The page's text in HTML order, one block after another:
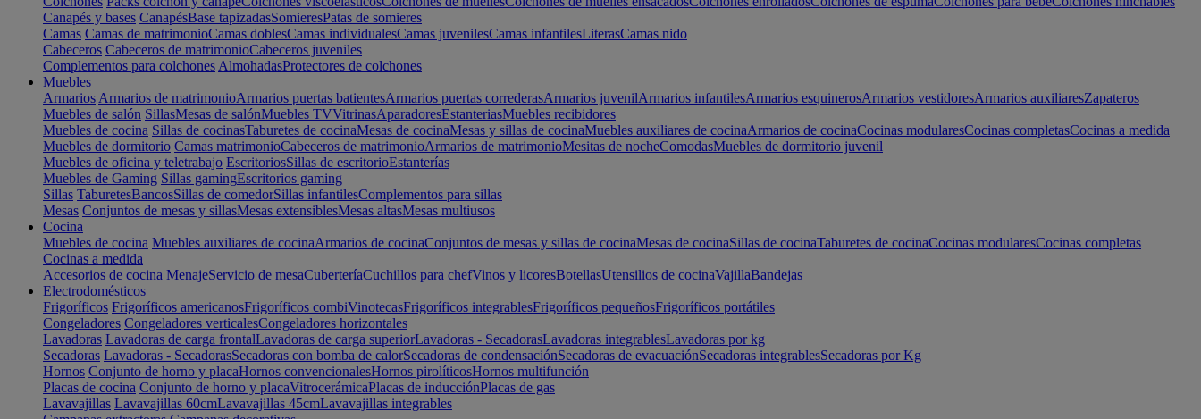
Canapés y bases CanapésBase tapizadasSomieresPatas de somieres
Camas Camas de matrimonioCamas doblesCamas individualesCamas juvenilesCamas infantilesLiterasCamas nido
Cabeceros Cabeceros de matrimonioCabeceros juveniles
Complementos para colchones AlmohadasProtectores de colchones
Muebles
Armarios Armarios de matrimonioArmarios puertas batientesArmarios puertas correderasArmarios juvenilArmarios infantilesArmarios esquinerosArmarios vestidoresArmarios auxiliaresZapateros
Muebles de salón SillasMesas de salónMuebles TVVitrinasAparadoresEstanteriasMuebles recibidores
Muebles de cocina Sillas de cocinasTaburetes de cocinaMesas de cocinaMesas y sillas de cocinaMuebles auxiliares de cocinaArmarios de cocinaCocinas modularesCocinas completasCocinas a medida
Muebles de dormitorio Camas matrimonioCabeceros de matrimonioArmarios de matrimonioMesitas de nocheComodasMuebles de dormitorio juvenil
Muebles de oficina y teletrabajo EscritoriosSillas de escritorioEstanterías
Muebles de Gaming Sillas gamingEscritorios gaming
Sillas TaburetesBancosSillas de comedorSillas infantilesComplementos para sillas
Mesas Conjuntos de mesas y sillasMesas extensiblesMesas altasMesas multiusos
Cocina
Muebles de cocina Muebles auxiliares de cocinaArmarios de cocinaConjuntos de mesas y sillas de cocinaMesas de cocinaSillas de cocinaTaburetes de cocinaCocinas modularesCocinas completas
Cocinas a medida
Accesorios de cocina MenajeServicio de mesaCuberteríaCuchillos para chefVinos y licoresBotellasUtensilios de cocinaVajillaBandejas
Electrodomésticos
Frigoríficos Frigoríficos americanosFrigoríficos combiVinotecasFrigoríficos integrablesFrigoríficos pequeñosFrigoríficos portátiles
Congeladores Congeladores verticalesCongeladores horizontales
Lavadoras Lavadoras de carga frontalLavadoras de carga superiorLavadoras - SecadorasLavadoras integrablesLavadoras por kg
Secadoras Lavadoras - SecadorasSecadoras con bomba de calorSecadoras de condensaciónSecadoras de evacuaciónSecadoras integrablesSecadoras por Kg
Hornos Conjunto de horno y placaHornos convencionalesHornos pirolíticosHornos multifunción
Placas de cocina Conjunto de horno y placaVitrocerámicaPlacas de inducciónPlacas de gas
Lavavajillas Lavavajillas 60cmLavavajillas 45cmLavavajillas integrables